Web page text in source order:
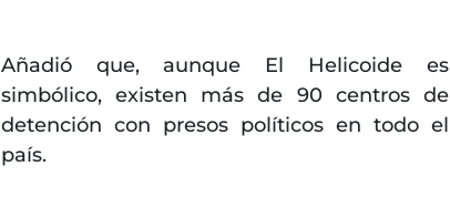
Añadió que, aunque El Helicoide es
simbólico, existen más de 90 centros de
detención con presos políticos en todo el
país.